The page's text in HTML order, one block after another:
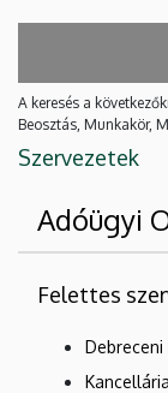
A keresés a
Beosztás, Munkakör,
Szervezetek
Adóügyi
Felettes
Debreceni
Kancellária